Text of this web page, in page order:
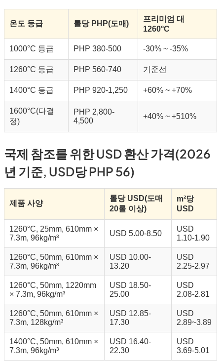
온도 등급 롤당 PHP(도매)
프리미엄 대
1260°C
1000°C 등급 PHP 380-500 -30% ~ -35%
1260°C 등급 PHP 560-740 기준선
1400°C 등급 PHP 920-1,250 +60% ~ +70%
1600°C(다결
정)
PHP 2,800-
4,500
+40% ~ +510%
국제 참조를 위한 USD 환산 가격(2026
년 기준, USD당 PHP 56)
제품 사양
롤당 USD(도매
20롤 이상)
m²당
USD
1260°C, 25mm, 610mm ×
7.3m, 96kg/m³
USD 5.00-8.50
USD
1.10-1.90
1260°C, 50mm, 610mm ×
7.3m, 96kg/m³
USD 10.00-
13.20
USD
2.25-2.97
1260°C, 50mm, 1220mm
× 7.3m, 96kg/m³
USD 18.50-
25.00
USD
2.08-2.81
1260°C, 50mm, 610mm ×
7.3m, 128kg/m³
USD 12.85-
17.30
USD
2.89~3.89
1400°C, 50mm, 610mm ×
7.3m, 96kg/m³
USD 16.40-
22.30
USD
3.69-5.01